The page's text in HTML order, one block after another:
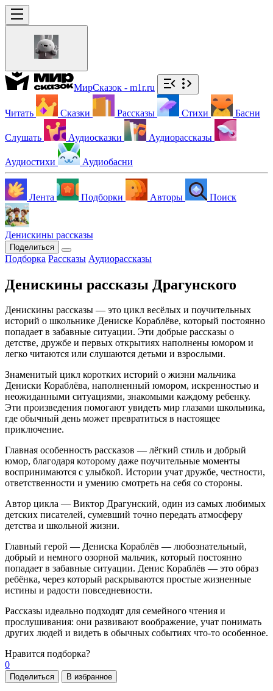
МирСказок - m1r.ru
Читать Сказки Рассказы Стихи Басни
Слушать Аудиосказки Аудиорассказы
Аудиостихи Аудиобасни
Лента Подборки Авторы Поиск
Денискины рассказы
Поделиться
Подборка Рассказы Аудиорассказы
Денискины рассказы Драгунского
Денискины рассказы — это цикл весёлых и поучительных
историй о школьнике Дениске Кораблёве, который постоянно
попадает в забавные ситуации. Эти добрые рассказы о
детстве, дружбе и первых открытиях наполнены юмором и
легко читаются или слушаются детьми и взрослыми.
Знаменитый цикл коротких историй о жизни мальчика
Дениски Кораблёва, наполненный юмором, искренностью и
неожиданными ситуациями, знакомыми каждому ребенку.
Эти произведения помогают увидеть мир глазами школьника,
где обычный день может превратиться в настоящее
приключение.
Главная особенность рассказов — лёгкий стиль и добрый
юмор, благодаря которому даже поучительные моменты
воспринимаются с улыбкой. Истории учат дружбе, честности,
ответственности и умению смотреть на себя со стороны.
Автор цикла — Виктор Драгунский, один из самых любимых
детских писателей, сумевший точно передать атмосферу
детства и школьной жизни.
Главный герой — Дениска Кораблёв — любознательный,
добрый и немного озорной мальчик, который постоянно
попадает в забавные ситуации. Денис Кораблёв — это образ
ребёнка, через который раскрываются простые жизненные
истины и радости повседневности.
Рассказы идеально подходят для семейного чтения и
прослушивания: они развивают воображение, учат понимать
других людей и видеть в обычных событиях что-то особенное.
Нравится подборка?
0
Поделиться В избранное